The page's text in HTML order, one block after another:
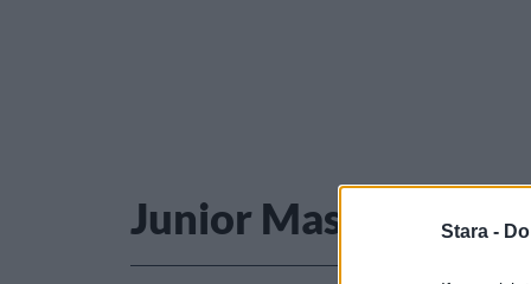
Stara -
Junior Master Chef